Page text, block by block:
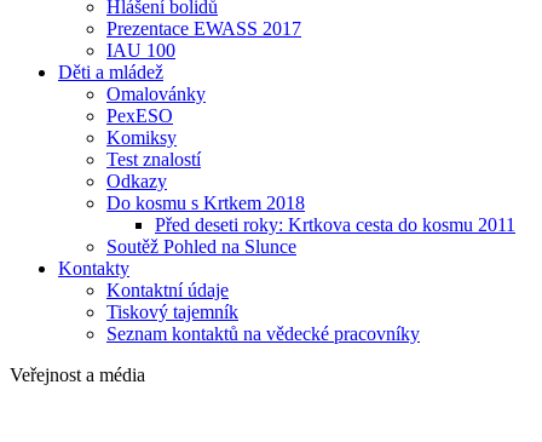
Hlášení bolidů
Prezentace EWASS 2017
IAU 100
Děti a mládež
Omalovánky
PexESO
Komiksy
Test znalostí
Odkazy
Do kosmu s Krtkem 2018
Před deseti roky: Krtkova cesta do kosmu 2011
Soutěž Pohled na Slunce
Kontakty
Kontaktní údaje
Tiskový tajemník
Seznam kontaktů na vědecké pracovníky
Veřejnost a média